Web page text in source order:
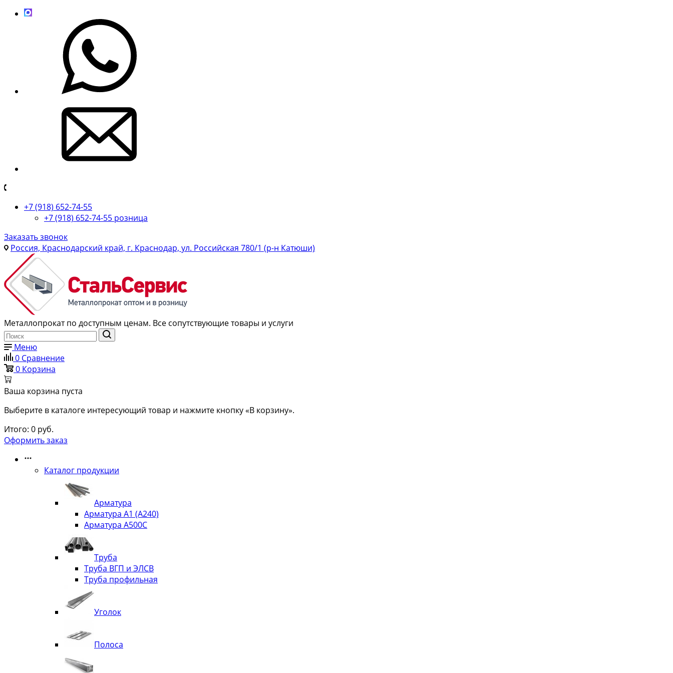
+7 (918) 652-74-55
+7 (918) 652-74-55 розница
Заказать звонок
Россия, Краснодарский край, г. Краснодар, ул. Российская 780/1 (р-н Катюши)
Металлопрокат по доступным ценам. Все сопутствующие товары и услуги
Меню
0 Сравнение
0 Корзина
Ваша корзина пуста
Выберите в каталоге интересующий товар и нажмите кнопку «В корзину».
Итого: 0 руб.
Оформить заказ
Каталог продукции
Арматура
Арматура А1 (А240)
Арматура А500С
Труба
Труба ВГП и ЭЛСВ
Труба профильная
Уголок
Полоса